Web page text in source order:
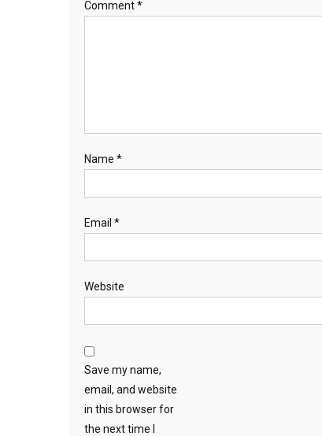
Comment*
Name *
Email *
Website
Save my name,
email, and website
in this browser for
the next time I